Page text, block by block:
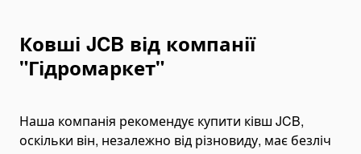
Асфальтоукладачі та дорожні катки
Торкрет установки
Асфальт
Ковші JCB від компанії
"Гідромаркет"
Наша компанія рекомендує купити ківш JCB,
оскільки він, незалежно від різновиду, має безліч